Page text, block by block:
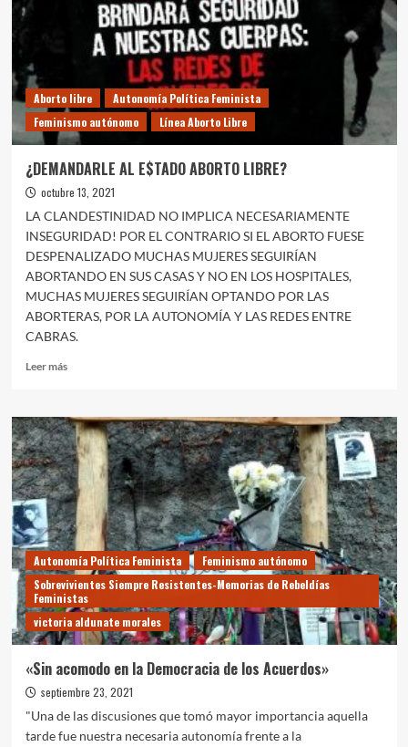
feminista
latinoamericano
Caribe
(1996,
noviembre,
Cartagena-
Aborto libre
Autonomía Política Feminista
Feminismo autónomo
Línea Aborto Libre
¿DEMANDARLE AL E$TADO ABORTO LIBRE?
octubre 13, 2021
LA CLANDESTINIDAD NO IMPLICA NECESARIAMENTE
INSEGURIDAD! POR EL CONTRARIO SI EL ABORTO FUESE
DESPENALIZADO MUCHAS MUJERES SEGUIRÍAN
ABORTANDO EN SUS CASAS Y NO EN LOS HOSPITALES,
MUCHAS MUJERES SEGUIRÍAN OPTANDO POR LAS
ABORTERAS, POR LA AUTONOMÍA Y LAS REDES ENTRE
CABRAS.
Leer másLeer
¿DEMANDARLE
AL
E$TADO
ABORTO
LIBRE?
Autonomía Política Feminista
Feminismo autónomo
Sobrevivientes Siempre Resistentes-Memorias de Rebeldías
Feministas
victoria aldunate morales
«Sin acomodo en la Democracia de los Acuerdos»
septiembre 23, 2021
"Una de las discusiones que tomó mayor importancia aquella
tarde fue nuestra necesaria autonomía frente a la